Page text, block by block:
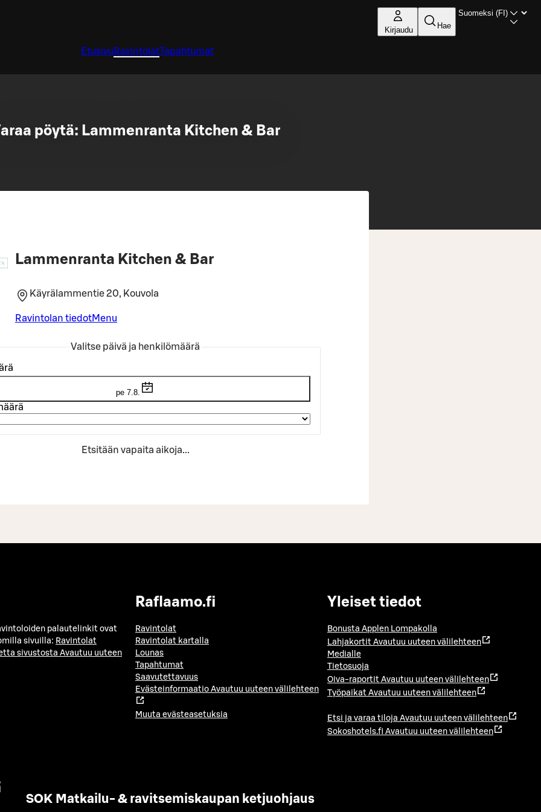
Kirjaudu Hae
Etusivu RavintolatTapahtumat
pöytä: Lammenranta Kitchen & Bar
Lammenranta Kitchen & Bar
Käyrälammentie 20, Kouvola
Ravintolan tiedotMenu
Valitse päivä ja henkilömäärä
pe 7.8.
Etsitään vapaita aikoja...
palautelinkit ovat
sivuilla: Ravintolat
sivustosta Avautuu uuteen
Raflaamo.fi
Ravintolat
Ravintolat kartalla
Lounas
Tapahtumat
Saavutettavuus
Evästeinformaatio Avautuu uuteen välilehteen
Muuta evästeasetuksia
Yleiset tiedot
Bonusta Applen Lompakolla
Lahjakortit Avautuu uuteen välilehteen
Medialle
Tietosuoja
Oiva-raportit Avautuu uuteen välilehteen
Työpaikat Avautuu uuteen välilehteen
Etsi ja varaa tiloja Avautuu uuteen välilehteen
Sokoshotels.fi Avautuu uuteen välilehteen
SOK Matkailu- & ravitsemiskaupan ketjuohjaus